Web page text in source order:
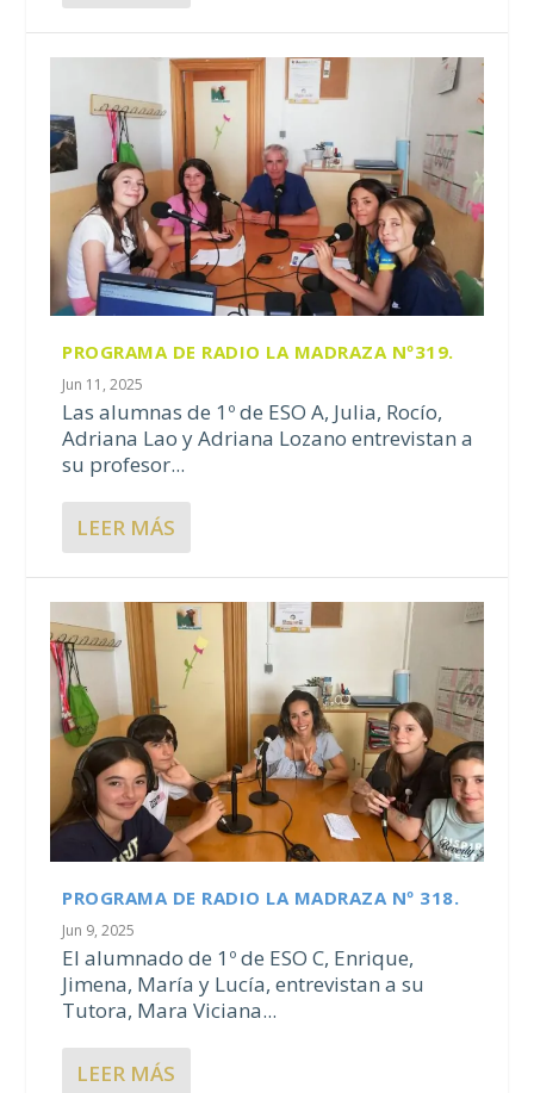
PROGRAMA DE RADIO LA MADRAZA Nº319.
Jun 11, 2025
Las alumnas de 1º de ESO A, Julia, Rocío,
Adriana Lao y Adriana Lozano entrevistan a
su profesor...
LEER MÁS
PROGRAMA DE RADIO LA MADRAZA Nº 318.
Jun 9, 2025
El alumnado de 1º de ESO C, Enrique,
Jimena, María y Lucía, entrevistan a su
Tutora, Mara Viciana...
LEER MÁS